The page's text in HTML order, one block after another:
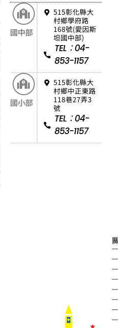
國中部
515彰化縣大
村鄉學府路
168號(愛因斯
坦國中部)
TEL：04-
853-1157
國小部
515彰化縣大
村鄉中正東路
118巷27弄3
號
TEL：04-
853-1157